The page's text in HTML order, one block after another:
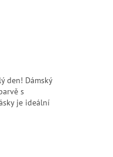
den! Dámský
s
je ideální